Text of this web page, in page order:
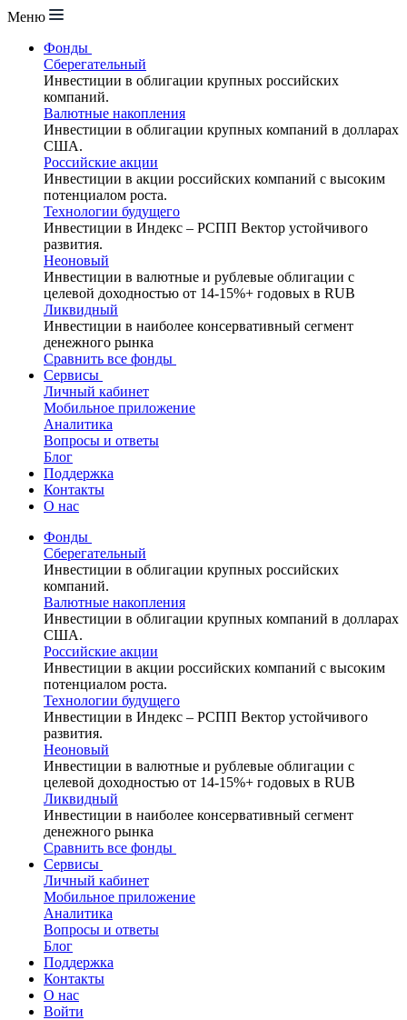
Меню
Фонды
Сберегательный
Инвестиции в облигации крупных российских
компаний.
Валютные накопления
Инвестиции в облигации крупных компаний в долларах
США.
Российские акции
Инвестиции в акции российских компаний с высоким
потенциалом роста.
Технологии будущего
Инвестиции в Индекс – РСПП Вектор устойчивого
развития.
Неоновый
Инвестиции в валютные и рублевые облигации с
целевой доходностью от 14-15%+ годовых в RUB
Ликвидный
Инвестиции в наиболее консервативный сегмент
денежного рынка
Сравнить все фонды
Сервисы
Личный кабинет
Мобильное приложение
Аналитика
Вопросы и ответы
Блог
Поддержка
Контакты
О нас
Фонды
Сберегательный
Инвестиции в облигации крупных российских
компаний.
Валютные накопления
Инвестиции в облигации крупных компаний в долларах
США.
Российские акции
Инвестиции в акции российских компаний с высоким
потенциалом роста.
Технологии будущего
Инвестиции в Индекс – РСПП Вектор устойчивого
развития.
Неоновый
Инвестиции в валютные и рублевые облигации с
целевой доходностью от 14-15%+ годовых в RUB
Ликвидный
Инвестиции в наиболее консервативный сегмент
денежного рынка
Сравнить все фонды
Сервисы
Личный кабинет
Мобильное приложение
Аналитика
Вопросы и ответы
Блог
Поддержка
Контакты
О нас
Войти